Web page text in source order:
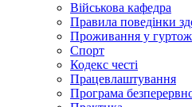
Військова кафедра
Правила поведінки
Проживання у
Спорт
Кодекс честі
Працевлаштування
Програма